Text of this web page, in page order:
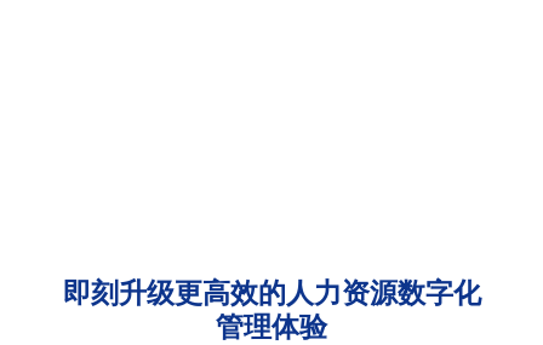
即刻升级更高效的人力资源数字化
管理体验